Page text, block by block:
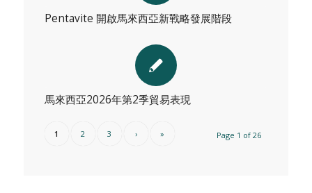
Pentavite 開啟馬來西亞新戰略發展階段
馬來西亞2026年第2季貿易表現
Page 1 of 26
1 2 3 › »